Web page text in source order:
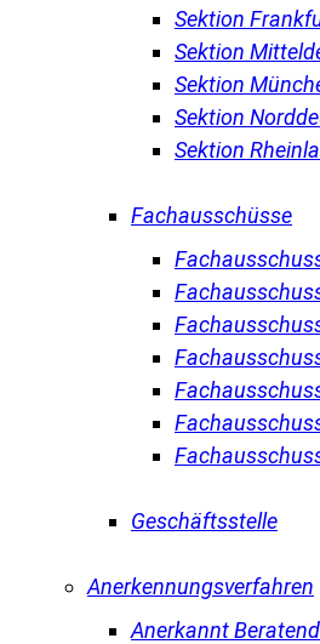
Sektion
Sektion
Sektion
Sektion
Sektion
Fachausschüsse
Geschäftsstelle
Anerkennungsverfahren
Anerkannt